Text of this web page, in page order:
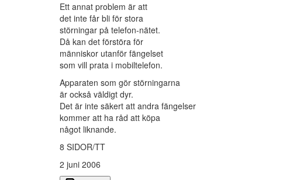
Ett annat problem är att
det inte får bli för stora
störningar på telefon-nätet.
Då kan det förstöra för
människor utanför fängelset
som vill prata i mobiltelefon.
Apparaten som gör störningarna
är också väldigt dyr.
Det är inte säkert att andra fängelser
kommer att ha råd att köpa
något liknande.
8 SIDOR/TT
2 juni 2006